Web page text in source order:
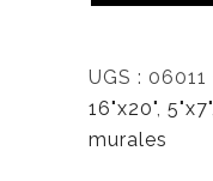
UGS : 06011
16"x20", 5"x7",
murales